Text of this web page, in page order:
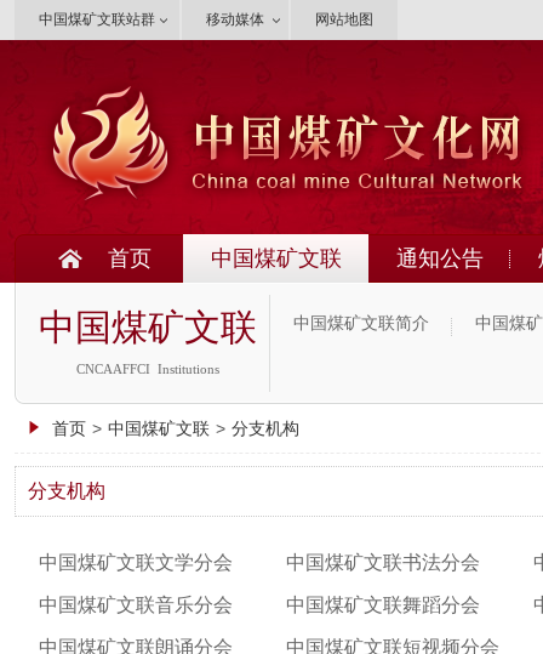
中国煤矿文联站群 移动媒体 网站地图
首页 中国煤矿文联
中国煤矿文联
CNCAAFFCI Institutions
中国煤矿文联简介 中国煤
通知公告
首页 > 中国煤矿文联 > 分支机构
分支机构
中国煤矿文联文学分会 中国煤矿文联书法分会
中国煤矿文联音乐分会 中国煤矿文联舞蹈分会
中国煤矿文联朗诵分会 中国煤矿文联短视频分会